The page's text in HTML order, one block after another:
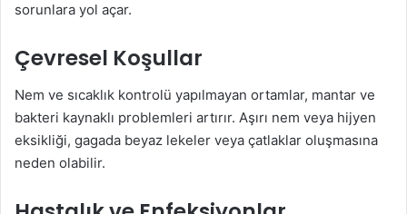
sorunlara yol açar.
Çevresel Koşullar
Nem ve sıcaklık kontrolü yapılmayan ortamlar, mantar ve
bakteri kaynaklı problemleri artırır. Aşırı nem veya hijyen
eksikliği, gagada beyaz lekeler veya çatlaklar oluşmasına
neden olabilir.